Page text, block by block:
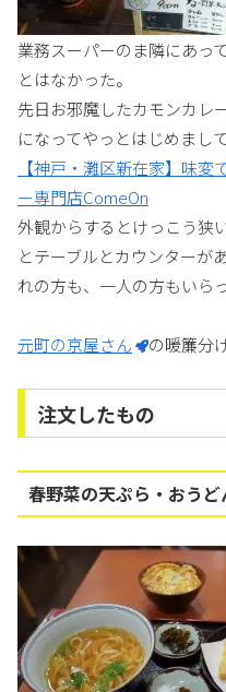
業務スーパーのま隣にあっ
とはなかった。
先日お邪魔したカモンカレ
になってやっとはじめまし
【神戸・灘区新在家】味
ー専門店ComeOn
外観からするとけっこう狭
とテーブルとカウンターが
れの方も、一人の方もいら
元町の京屋さん の暖簾分
注文したもの
春野菜の天ぷら・おう